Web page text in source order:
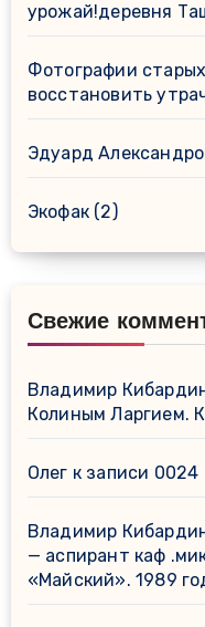
урожай!деревня
Фотографии
восстановить
Эдуард
Экофак(2)
Свежие
Владимир
Колиным Ларгием.
Олег к записи 0024
Владимир
— аспирант каф
«Майский». 1989